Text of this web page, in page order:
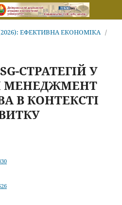
ЕФЕКТИВНА ЕКОНОМІКА /
СТРАТЕГІЙ У
МЕНЕДЖМЕНТ
В КОНТЕКСТІ